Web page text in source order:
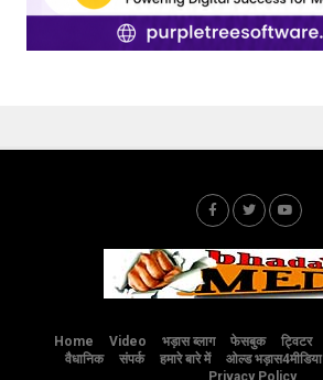
Home Video भड़ास ब्लाग फेसबुक ट्विटर
वैधानिक
संपर्क हमारे बारे में ओल्ड भड़ास4मीडिया
Privacy Policy